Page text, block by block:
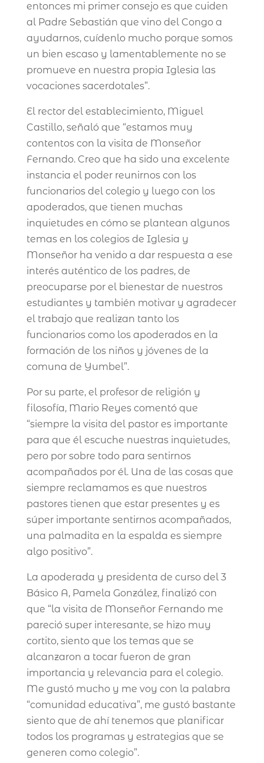
entonces mi primer consejo es que cuiden
al Padre Sebastián que vino del Congo a
ayudarnos, cuídenlo mucho porque somos
un bien escaso y lamentablemente no se
promueve en nuestra propia Iglesia las
vocaciones sacerdotales”.
El rector del establecimiento, Miguel
Castillo, señaló que “estamos muy
contentos con la visita de Monseñor
Fernando. Creo que ha sido una excelente
instancia el poder reunirnos con los
funcionarios del colegio y luego con los
apoderados, que tienen muchas
inquietudes en cómo se plantean algunos
temas en los colegios de Iglesia y
Monseñor ha venido a dar respuesta a ese
interés auténtico de los padres, de
preocuparse por el bienestar de nuestros
estudiantes y también motivar y agradecer
el trabajo que realizan tanto los
funcionarios como los apoderados en la
formación de los niños y jóvenes de la
comuna de Yumbel”.
Por su parte, el profesor de religión y
filosofía, Mario Reyes comentó que
“siempre la visita del pastor es importante
para que él escuche nuestras inquietudes,
pero por sobre todo para sentirnos
acompañados por él. Una de las cosas que
siempre reclamamos es que nuestros
pastores tienen que estar presentes y es
súper importante sentirnos acompañados,
una palmadita en la espalda es siempre
algo positivo”.
La apoderada y presidenta de curso del 3
Básico A, Pamela González, finalizó con
que “la visita de Monseñor Fernando me
pareció super interesante, se hizo muy
cortito, siento que los temas que se
alcanzaron a tocar fueron de gran
importancia y relevancia para el colegio.
Me gustó mucho y me voy con la palabra
“comunidad educativa”, me gustó bastante
siento que de ahí tenemos que planificar
todos los programas y estrategias que se
generen como colegio”.